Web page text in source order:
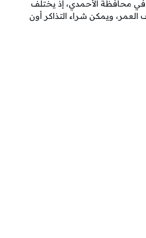
في محافظة الأحمدي، إذ يختلف
العمر، ويمكن شراء التذاكر أون